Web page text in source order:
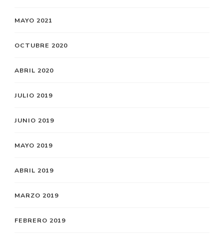
MAYO 2021
OCTUBRE 2020
ABRIL 2020
JULIO 2019
JUNIO 2019
MAYO 2019
ABRIL 2019
MARZO 2019
FEBRERO 2019